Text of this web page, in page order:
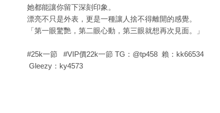
她都能讓你留下深刻印象。
漂亮不只是外表，更是一種讓人捨不得離開的感覺。
「第一眼驚艷，第二眼心動，第三眼就想再次見面。」
#25k一節 #VIP價22k一節 TG：@tp458 賴：kk66534
Gleezy：ky4573